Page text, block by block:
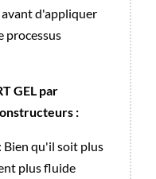
d'appliquer
processus
GEL par
:
: Bien qu'il soit plus
plus fluide